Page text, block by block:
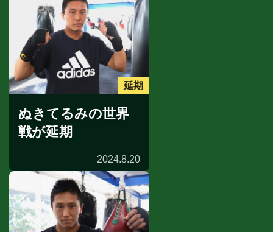
延期
ぬきてるみの世界
戦が延期
2024.8.20